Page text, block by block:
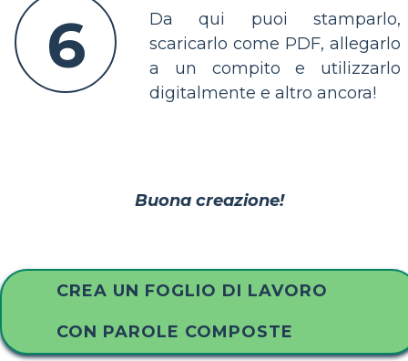
6
Da qui puoi stamparlo,
scaricarlo come PDF, allegarlo
a un compito e utilizzarlo
digitalmente e altro ancora!
Buona creazione!
CREA UN FOGLIO DI LAVORO
CON PAROLE COMPOSTE